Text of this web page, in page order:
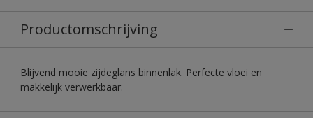
Productomschrijving
Blijvend mooie zijdeglans binnenlak. Perfecte vloei en
makkelijk verwerkbaar.